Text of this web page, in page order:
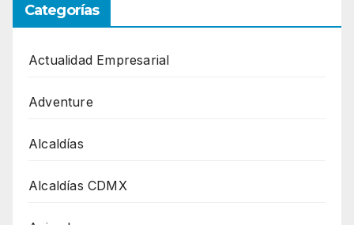
Categorías
Actualidad Empresarial
Adventure
Alcaldías
Alcaldías CDMX